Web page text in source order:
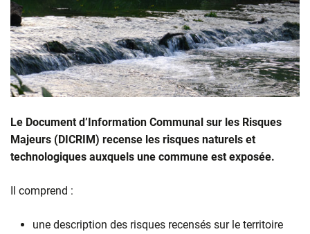
Le Document d’Information Communal sur les Risques
Majeurs (DICRIM) recense les risques naturels et
technologiques auxquels une commune est exposée.
Il comprend :
une description des risques recensés sur le territoire